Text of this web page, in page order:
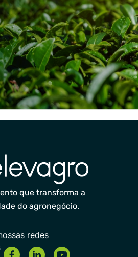
que transforma a
do agronegócio.